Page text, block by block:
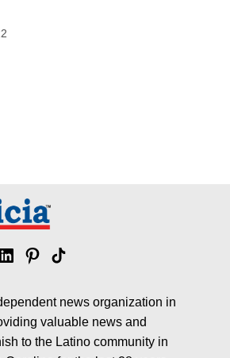
LinkedinPinterest
Tik
news organization in
valuable news and
to the Latino community in